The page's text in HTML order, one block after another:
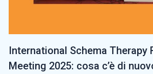
International Schema Therapy
Meeting 2025: cosa c’è di